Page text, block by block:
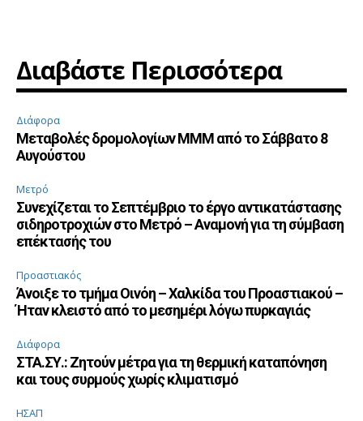
Διαβάστε Περισσότερα
Διάφορα
Μεταβολές δρομολογίων ΜΜΜ από το Σάββατο 8
Αυγούστου
Μετρό
Συνεχίζεται το Σεπτέμβριο το έργο αντικατάστασης
σιδηροτροχιών στο Μετρό – Αναμονή για τη σύμβαση
επέκτασής του
Προαστιακός
Άνοιξε το τμήμα Οινόη – Χαλκίδα του Προαστιακού –
Ήταν κλειστό από το μεσημέρι λόγω πυρκαγιάς
Διάφορα
ΣΤΑ.ΣΥ.: Ζητούν μέτρα για τη θερμική καταπόνηση
και τους συρμούς χωρίς κλιματισμό
ΗΣΑΠ